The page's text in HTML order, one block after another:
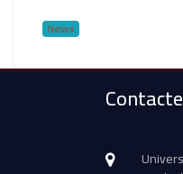
News